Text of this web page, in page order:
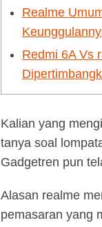
Realme
Redmi 6A Vs
Kalian yang
tanya soal
Gadgetren pun
Alasan realme
pemasaran yang